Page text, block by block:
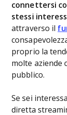
connettersi
stessi
attraverso il
proprio la
molte aziende
pubblico.
Se sei
diretta